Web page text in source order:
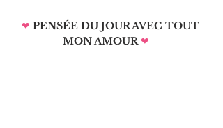
❤ PENSÉE DU JOUR AVEC TOUT
MON AMOUR ❤